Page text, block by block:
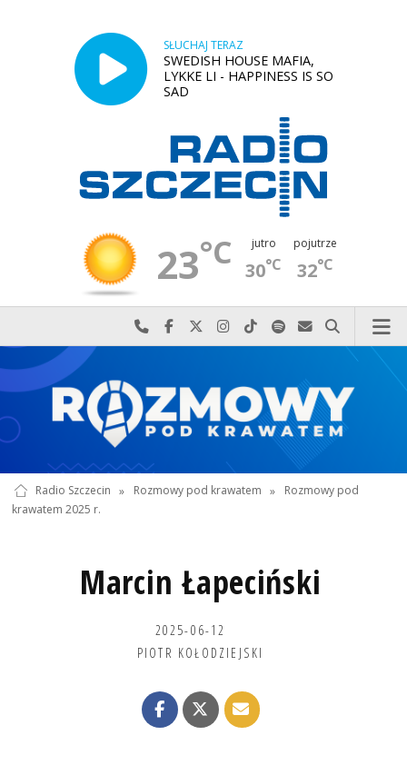
SŁUCHAJ TERAZ
SWEDISH HOUSE MAFIA,
LYKKE LI - HAPPINESS IS SO
SAD
23°C jutro
30°C
pojutrze
32°C
Najlepiej po prostu do nas zadzwoń
Odwiedź nas na Facebook-u
Odwiedź nas na X
Odwiedź nas na Instagram-ie
Odwiedź nas na TikTok-u
Szukaj nas na Spotify
Wyślij do nas
Szukaj
Radio Szczecin » Rozmowy pod krawatem »
Rozmowy pod
krawatem 2025 r.
Marcin Łapeciński
2025-06-12
PIOTR KOŁODZIEJSKI